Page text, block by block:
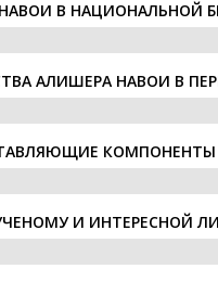
В НAЦИОНАЛЬНОЙ
АЛИШЕРА НАВОИ В
КОМПОНЕНТЫ
И ИНТЕРЕСНОЙ